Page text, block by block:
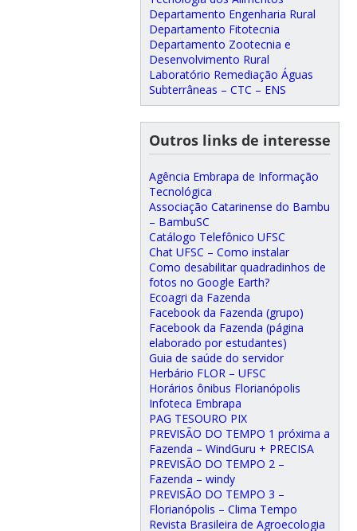
Departamento Engenharia Rural
Departamento Fitotecnia
Departamento Zootecnia e
Desenvolvimento Rural
Laboratório Remediação Águas
Subterrâneas – CTC – ENS
Outros links de interesse
Agência Embrapa de Informação
Tecnológica
Associação Catarinense do Bambu
– BambuSC
Catálogo Telefônico UFSC
Chat UFSC – Como instalar
Como desabilitar quadradinhos de
fotos no Google Earth?
Ecoagri da Fazenda
Facebook da Fazenda (grupo)
Facebook da Fazenda (página
elaborado por estudantes)
Guia de saúde do servidor
Herbário FLOR – UFSC
Horários ônibus Florianópolis
Infoteca Embrapa
PAG TESOURO PIX
PREVISÃO DO TEMPO 1 próxima a
Fazenda – WindGuru + PRECISA
PREVISÃO DO TEMPO 2 –
Fazenda – windy
PREVISÃO DO TEMPO 3 –
Florianópolis – Clima Tempo
Revista Brasileira de Agroecologia